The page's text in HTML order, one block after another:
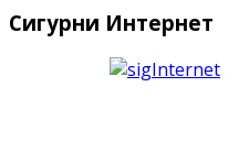
Сигурни Интернет